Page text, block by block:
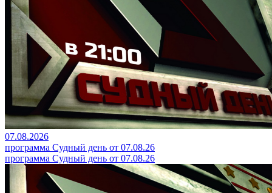
07.08.2026
программа Судный день от 07.08.26
программа Судный день от 07.08.26